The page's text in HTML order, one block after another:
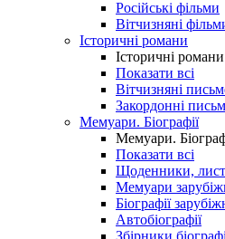
Російські фільми
Вітчизняні
Історичні романи
Історичні романи
Показати всі
Вітчизняні
Закордонні
Мемуари. Біографії
Мемуари.
Показати всі
Щоденники,
Мемуари
Біографії
Автобіографії
Збірники